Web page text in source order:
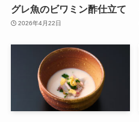
グレ魚のビワミン酢仕立て
2026年4月22日